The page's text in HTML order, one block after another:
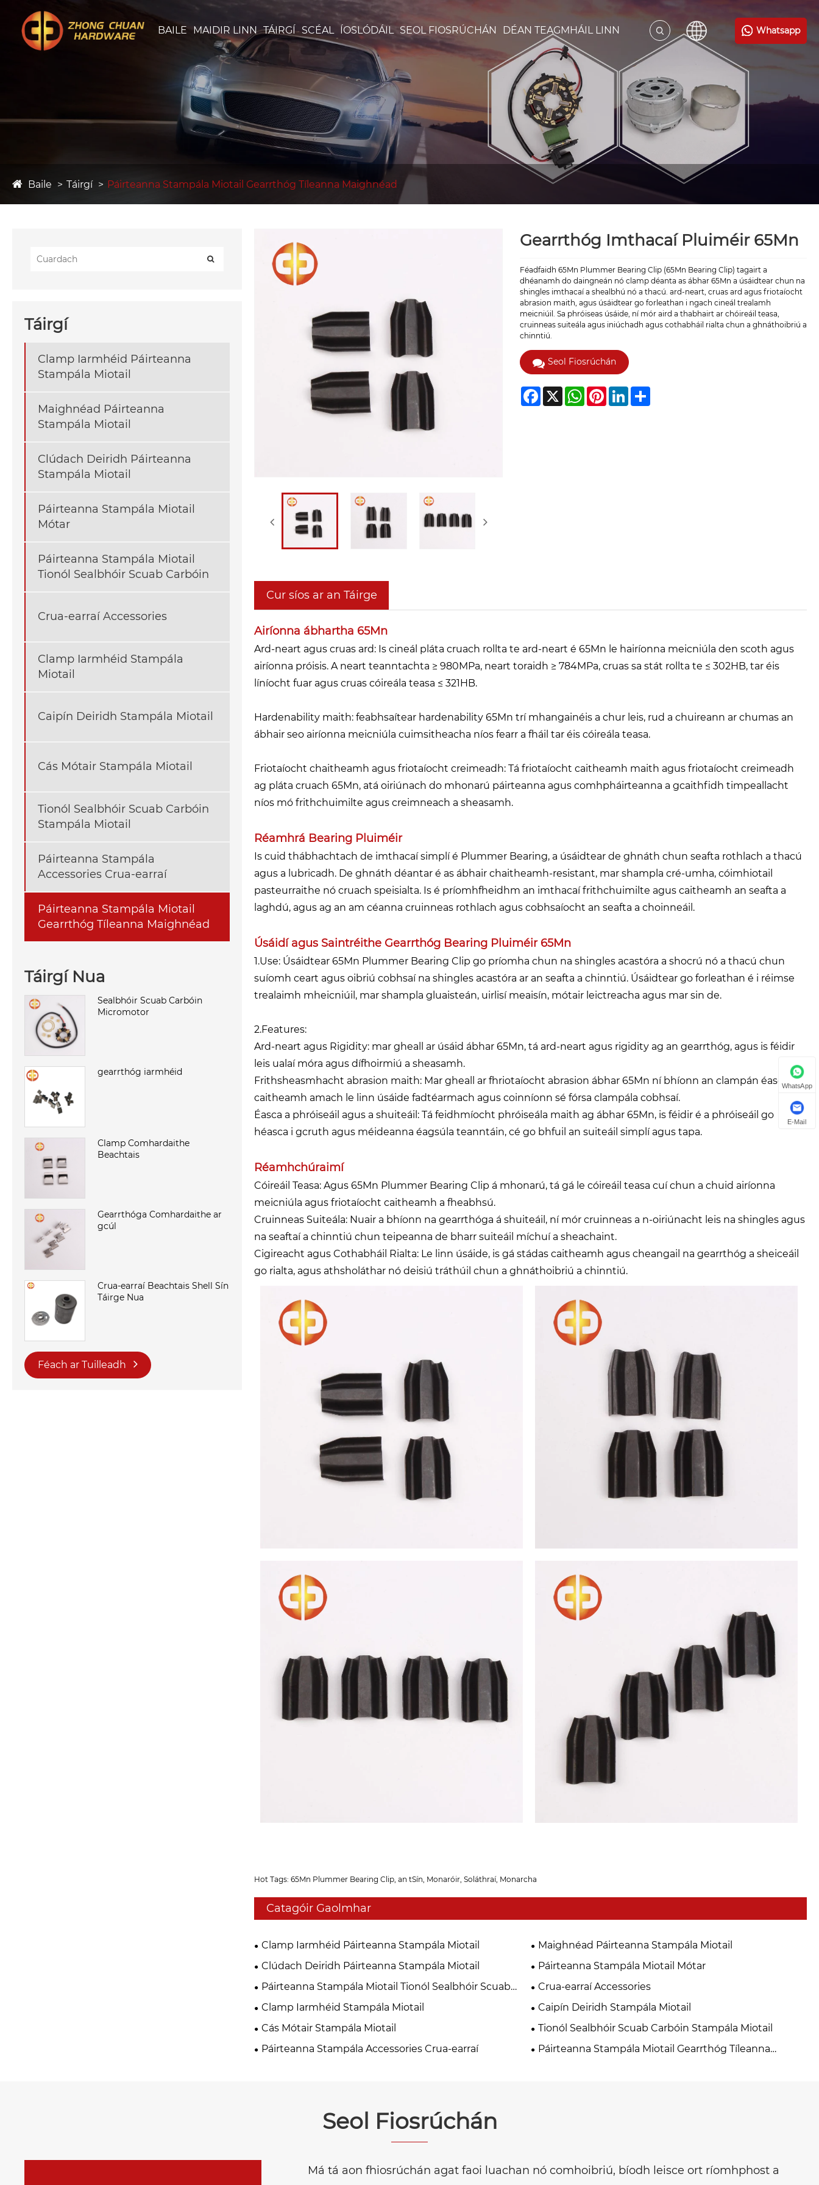
BAILE MAIDIR LINN TÁIRGÍ SCÉAL ÍOSLÓDÁIL SEOL FIOSRÚCHÁN DÉAN TEAGMHÁIL LINN Whatsapp
Baile Táirgí Páirteanna Stampála Miotail Gearrthóg Tíleanna Maighnéad
Táirgí
Clamp Iarmhéid Páirteanna
Stampála Miotail
Maighnéad Páirteanna
Stampála Miotail
Clúdach Deiridh Páirteanna
Stampála Miotail
Páirteanna Stampála Miotail
Mótar
Páirteanna Stampála Miotail
Tionól Sealbhóir Scuab Carbóin
Crua-earraí Accessories
Clamp Iarmhéid Stampála
Miotail
Caipín Deiridh Stampála Miotail
Cás Mótair Stampála Miotail
Tionól Sealbhóir Scuab Carbóin
Stampála Miotail
Páirteanna Stampála
Accessories Crua-earraí
Páirteanna Stampála Miotail
Gearrthóg Tíleanna Maighnéad
Táirgí Nua
Sealbhóir Scuab Carbóin
Micromotor
gearrthóg iarmhéid
Clamp Comhardaithe
Beachtais
Gearrthóga Comhardaithe ar
gcúl
Crua-earraí Beachtais Shell Sín
Táirge Nua
Féach ar Tuilleadh
Gearrthóg Imthacaí Pluiméir 65Mn
Féadfaidh 65Mn Plummer Bearing Clip (65Mn Bearing Clip) tagairt a
dhéanamh do daingneán nó clamp déanta as ábhar 65Mn a úsáidtear chun na
shingles imthacaí a shealbhú nó a thacú. ard-neart, cruas ard agus friotaíocht
abrasion maith, agus úsáidtear go forleathan i ngach cineál trealamh
meicniúil. Sa phróiseas úsáide, ní mór aird a thabhairt ar chóireáil teasa,
cruinneas suiteála agus iniúchadh agus cothabháil rialta chun a ghnáthoibriú a
chinntiú.
Seol Fiosrúchán
Facebook
X WhatsAppPinterestLinkedInShare
Cur síos ar an Táirge
Airíonna ábhartha 65Mn
Ard-neart agus cruas ard: Is cineál pláta cruach rollta te ard-neart é 65Mn le hairíonna meicniúla den scoth agus
airíonna próisis. A neart teanntachta ≥ 980MPa, neart toraidh ≥ 784MPa, cruas sa stát rollta te ≤ 302HB, tar éis
líníocht fuar agus cruas cóireála teasa ≤ 321HB.
Hardenability maith: feabhsaítear hardenability 65Mn trí mhangainéis a chur leis, rud a chuireann ar chumas an
ábhair seo airíonna meicniúla cuimsitheacha níos fearr a fháil tar éis cóireála teasa.
Friotaíocht chaitheamh agus friotaíocht creimeadh: Tá friotaíocht caitheamh maith agus friotaíocht creimeadh
ag pláta cruach 65Mn, atá oiriúnach do mhonarú páirteanna agus comhpháirteanna a gcaithfidh timpeallacht
níos mó frithchuimilte agus creimneach a sheasamh.
Réamhrá Bearing Pluiméir
Is cuid thábhachtach de imthacaí simplí é Plummer Bearing, a úsáidtear de ghnáth chun seafta rothlach a thacú
agus a lubricadh. De ghnáth déantar é as ábhair chaitheamh-resistant, mar shampla cré-umha, cóimhiotail
pasteurraithe nó cruach speisialta. Is é príomhfheidhm an imthacaí frithchuimilte agus caitheamh an seafta a
laghdú, agus ag an am céanna cruinneas rothlach agus cobhsaíocht an seafta a choinneáil.
Úsáidí agus Saintréithe Gearrthóg Bearing Pluiméir 65Mn
1.Use: Úsáidtear 65Mn Plummer Bearing Clip go príomha chun na shingles acastóra a shocrú nó a thacú chun
suíomh ceart agus oibriú cobhsaí na shingles acastóra ar an seafta a chinntiú. Úsáidtear go forleathan é i réimse
trealaimh mheicniúil, mar shampla gluaisteán, uirlisí meaisín, mótair leictreacha agus mar sin de.
2.Features:
Ard-neart agus Rigidity: mar gheall ar úsáid ábhar 65Mn, tá ard-neart agus rigidity ag an gearrthóg, agus is féidir
leis ualaí móra agus dífhoirmiú a sheasamh.
Frithsheasmhacht abrasion maith: Mar gheall ar fhriotaíocht abrasion ábhar 65Mn ní bhíonn an clampán éasca le
caitheamh amach le linn úsáide fadtéarmach agus coinníonn sé fórsa clampála cobhsaí.
Éasca a phróiseáil agus a shuiteáil: Tá feidhmíocht phróiseála maith ag ábhar 65Mn, is féidir é a phróiseáil go
héasca i gcruth agus méideanna éagsúla teanntáin, cé go bhfuil an suiteáil simplí agus tapa.
Réamhchúraimí
Cóireáil Teasa: Agus 65Mn Plummer Bearing Clip á mhonarú, tá gá le cóireáil teasa cuí chun a chuid airíonna
meicniúla agus friotaíocht caitheamh a fheabhsú.
Cruinneas Suiteála: Nuair a bhíonn na gearrthóga á shuiteáil, ní mór cruinneas a n-oiriúnacht leis na shingles agus
na seaftaí a chinntiú chun teipeanna de bharr suiteáil míchuí a sheachaint.
Cigireacht agus Cothabháil Rialta: Le linn úsáide, is gá stádas caitheamh agus cheangail na gearrthóg a sheiceáil
go rialta, agus athsholáthar nó deisiú tráthúil chun a ghnáthoibriú a chinntiú.
Hot Tags: 65Mn Plummer Bearing Clip, an tSín, Monaróir, Soláthraí, Monarcha
Catagóir Gaolmhar
Clamp Iarmhéid Páirteanna Stampála Miotail
Maighnéad Páirteanna Stampála Miotail
Clúdach Deiridh Páirteanna Stampála Miotail
Páirteanna Stampála Miotail Mótar
Páirteanna Stampála Miotail Tionól Sealbhóir Scuab
Carbóin
Crua-earraí Accessories
Clamp Iarmhéid Stampála Miotail
Caipín Deiridh Stampála Miotail
Cás Mótair Stampála Miotail
Tionól Sealbhóir Scuab Carbóin Stampála Miotail
Páirteanna Stampála Accessories Crua-earraí
Páirteanna Stampála Miotail Gearrthóg Tíleanna
Seol Fiosrúchán
Má tá aon fhiosrúchán agat faoi luachan nó comhoibriú, bíodh leisce ort ríomhphost a
WhatsApp
E-Mail